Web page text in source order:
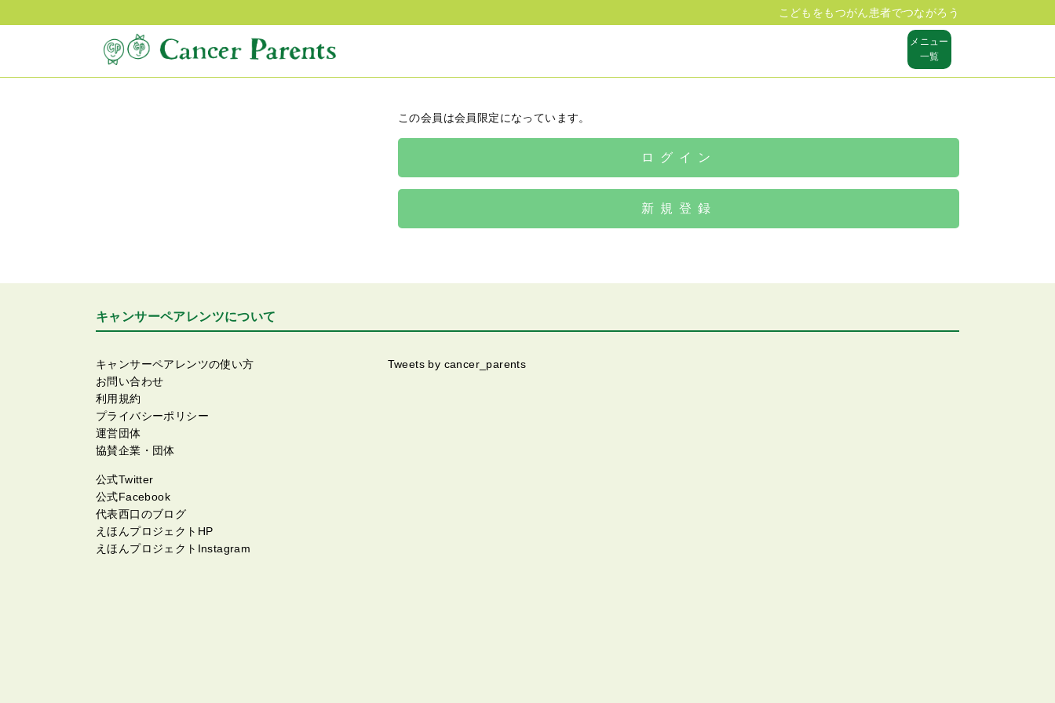
こどもをもつがん患者でつながろう
メニュー
一覧
この会員は会員限定になっています。
ログイン
新規登録
キャンサーペアレンツについて
キャンサーペアレンツの使い方
お問い合わせ
利用規約
プライバシーポリシー
運営団体
協賛企業・団体
公式Twitter
公式Facebook
代表西口のブログ
えほんプロジェクトHP
えほんプロジェクトInstagram
Tweets by cancer_parents